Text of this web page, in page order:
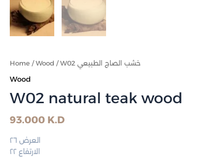
Home /Wood / W02 خشب الصاج الطبيعي
Wood
W02 natural teak wood
93.000 K.D
العرض ٢٦
الارتفاع ٢٢